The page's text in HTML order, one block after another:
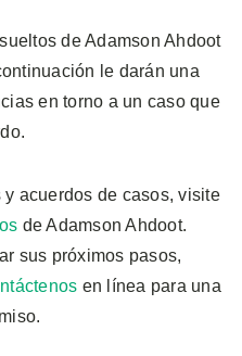
de Adamson Ahdoot
le darán una
en torno a un caso que
acuerdos de casos, visite
de Adamson Ahdoot.
sus próximos pasos,
en línea para una